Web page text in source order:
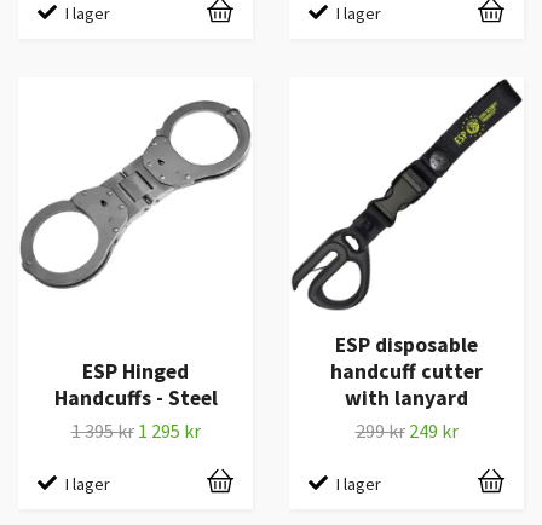
I lager I lager
ESP Hinged
Handcuffs - Steel
1 395 kr 1 295 kr
I lager
ESP disposable
handcuff cutter
with lanyard
299 kr 249 kr
I lager